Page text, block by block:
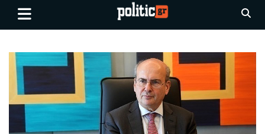
Skip
Ειδήσεις απο τη
Θεσσαλονίκη, την Ελλάδα και
όλο τον Κόσμο
politic.gr